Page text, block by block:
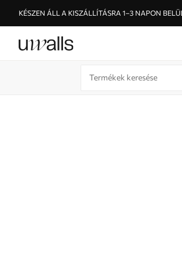
KÉSZEN ÁLL A KISZÁLLÍTÁSRA 1–3 NAPON